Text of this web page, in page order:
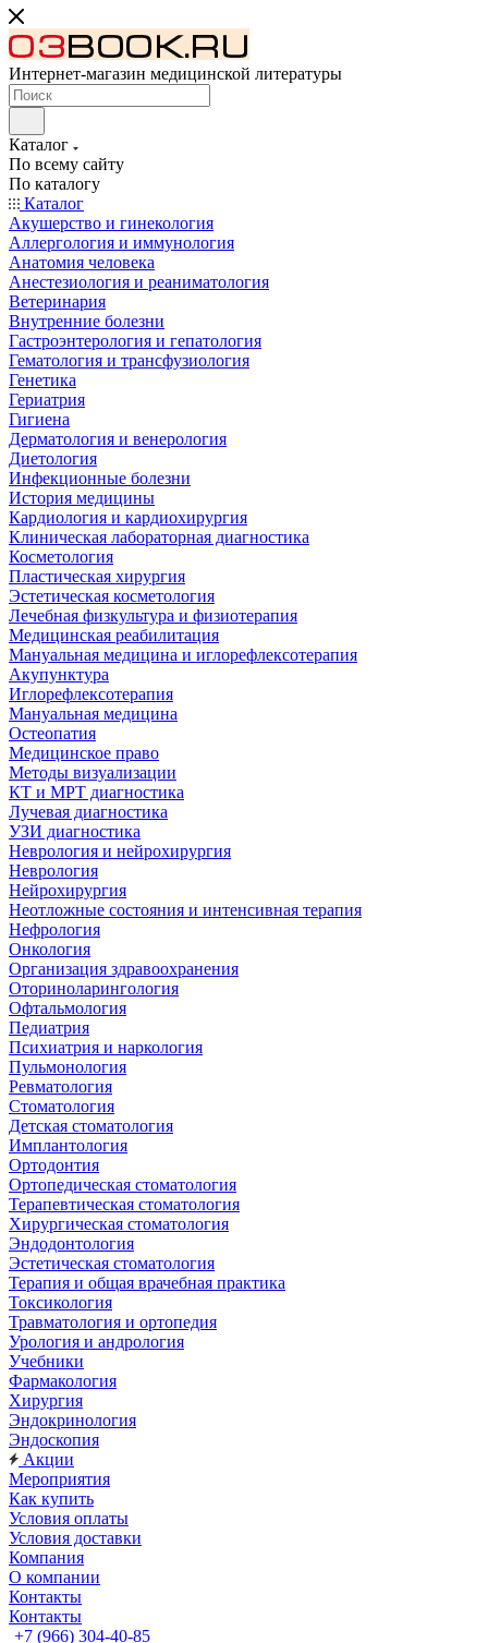
Интернет-магазин медицинской литературы
Каталог
По всему сайту
По каталогу
Каталог
Акушерство и гинекология
Аллергология и иммунология
Анатомия человека
Анестезиология и реаниматология
Ветеринария
Внутренние болезни
Гастроэнтерология и гепатология
Гематология и трансфузиология
Генетика
Гериатрия
Гигиена
Дерматология и венерология
Диетология
Инфекционные болезни
История медицины
Кардиология и кардиохирургия
Клиническая лабораторная диагностика
Косметология
Пластическая хирургия
Эстетическая косметология
Лечебная физкультура и физиотерапия
Медицинская реабилитация
Мануальная медицина и иглорефлексотерапия
Акупунктура
Иглорефлексотерапия
Мануальная медицина
Остеопатия
Медицинское право
Методы визуализации
КТ и МРТ диагностика
Лучевая диагностика
УЗИ диагностика
Неврология и нейрохирургия
Неврология
Нейрохирургия
Неотложные состояния и интенсивная терапия
Нефрология
Онкология
Организация здравоохранения
Оториноларингология
Офтальмология
Педиатрия
Психиатрия и наркология
Пульмонология
Ревматология
Стоматология
Детская стоматология
Имплантология
Ортодонтия
Ортопедическая стоматология
Терапевтическая стоматология
Хирургическая стоматология
Эндодонтология
Эстетическая стоматология
Терапия и общая врачебная практика
Токсикология
Травматология и ортопедия
Урология и андрология
Учебники
Фармакология
Хирургия
Эндокринология
Эндоскопия
Акции
Мероприятия
Как купить
Условия оплаты
Условия доставки
Компания
О компании
Контакты
Контакты
+7 (966) 304-40-85